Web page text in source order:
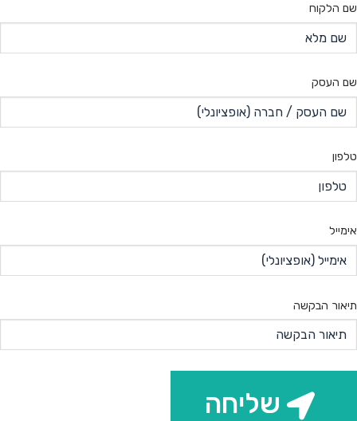
שם הלקוח
שם העסק
טלפון
אימייל
תיאור הבקשה
שליחה